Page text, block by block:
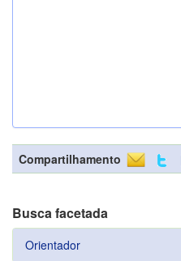
Compartilhamento
Busca facetada
Orientador